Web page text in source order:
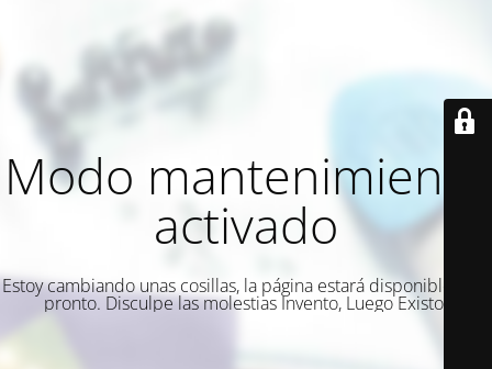
Modo mantenimiento
activado
Estoy cambiando unas cosillas, la página estará disponible muy
pronto. Disculpe las molestias Invento, Luego Existo.